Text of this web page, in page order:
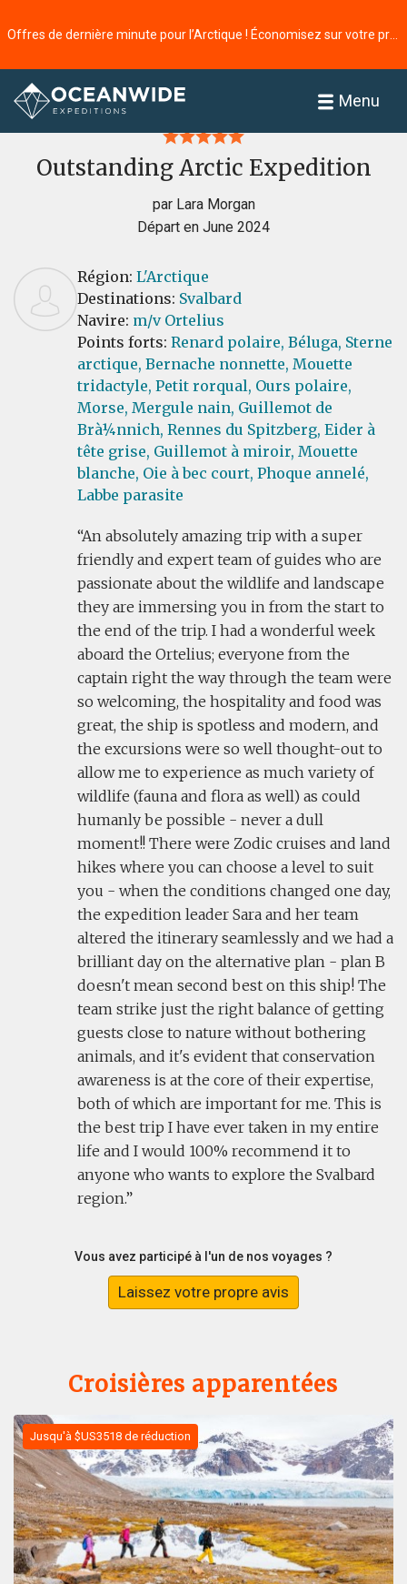
Menu
Accueil
Outstanding Arctic Expedition
par Lara Morgan
Départ en June 2024
Région: L'Arctique
Destinations: Svalbard
Navire: m/v Ortelius
Points forts: Renard polaire, Béluga, Sterne
arctique, Bernache nonnette, Mouette
tridactyle, Petit rorqual, Ours polaire,
Morse, Mergule nain, Guillemot de
Brà¼nnich, Rennes du Spitzberg, Eider à
tête grise, Guillemot à miroir, Mouette
blanche, Oie à bec court, Phoque annelé,
Labbe parasite
An absolutely amazing trip with a super
friendly and expert team of guides who are
passionate about the wildlife and landscape
they are immersing you in from the start to
the end of the trip. I had a wonderful week
aboard the Ortelius; everyone from the
captain right the way through the team were
so welcoming, the hospitality and food was
great, the ship is spotless and modern, and
the excursions were so well thought-out to
allow me to experience as much variety of
wildlife (fauna and flora as well) as could
humanly be possible - never a dull
moment!! There were Zodic cruises and land
hikes where you can choose a level to suit
you - when the conditions changed one day,
the expedition leader Sara and her team
altered the itinerary seamlessly and we had a
brilliant day on the alternative plan - plan B
doesn't mean second best on this ship! The
team strike just the right balance of getting
guests close to nature without bothering
animals, and it's evident that conservation
awareness is at the core of their expertise,
both of which are important for me. This is
the best trip I have ever taken in my entire
life and I would 100% recommend it to
anyone who wants to explore the Svalbard
region.
Vous avez participé à l'un de nos voyages ?
Laissez votre propre avis
Croisières apparentées
Jusqu'à $US3518 de réduction